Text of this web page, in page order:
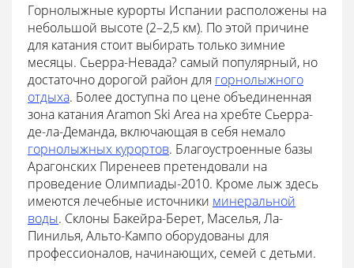
Горнолыжные курорты Испании расположены на
небольшой высоте (2–2,5 км). По этой причине
для катания стоит выбирать только зимние
месяцы. Сьерра-Невада? самый популярный, но
достаточно дорогой район для горнолыжного
отдыха. Более доступна по цене объединенная
зона катания Aramon Ski Area на хребте Сьерра-
де-ла-Деманда, включающая в себя немало
горнолыжных курортов. Благоустроенные базы
Арагонских Пиренеев претендовали на
проведение Олимпиады-2010. Кроме лыж здесь
имеются лечебные источники минеральной
воды. Склоны Бакейра-Берет, Маселья, Ла-
Пинилья, Альто-Кампо оборудованы для
профессионалов, начинающих, семей с детьми.